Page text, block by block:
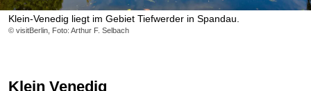
Klein-Venedig liegt im Gebiet Tiefwerder in Spandau.
© visitBerlin, Foto: Arthur F. Selbach
Klein Venedig